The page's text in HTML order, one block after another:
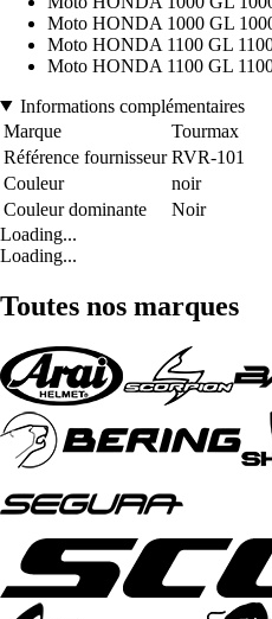
Moto HONDA 1000 GL
Moto HONDA 1100 GL
Moto HONDA 1100 GL
Informations complémentaires
Marque
Tourmax
Référence fournisseur RVR-101
Couleur
noir
Couleur dominante
Noir
Loading...
Loading...
Toutes nos marques